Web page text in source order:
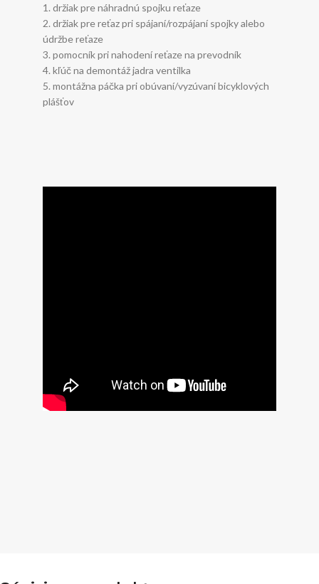
1. držiak pre náhradnú spojku reťaze
2. držiak pre reťaz pri spájaní/rozpájaní spojky alebo
údržbe reťaze
3. pomocník pri nahodení reťaze na prevodník
4. kľúč na demontáž jadra ventilka
5. montážna páčka pri obúvaní/vyzúvaní bicyklových
plášťov